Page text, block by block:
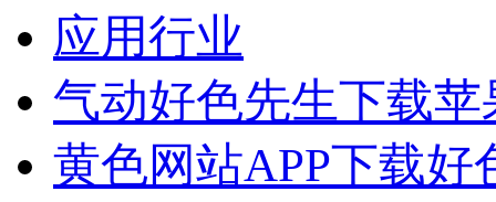
应用行业
气动好色先生下载
黄色网站APP下载好